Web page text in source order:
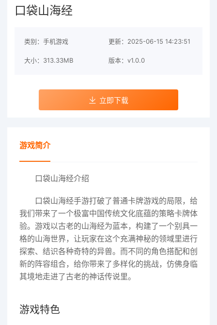
口袋山海经
类别：手机游戏 更新：2025-06-15 14:23:51
大小：313.33MB 版本：v1.0.0
立即下载
游戏简介
口袋山海经介绍
口袋山海经手游打破了普通卡牌游戏的局限，给
我们带来了一个极富中国传统文化底蕴的策略卡牌体
验。游戏以古老的山海经为蓝本，构建了一个别具一
格的山海世界，让玩家在这个充满神秘的领域里进行
探索、结识各种奇特的异兽。而不同的角色搭配和创
新的阵容组合，给你带来了多样化的挑战，仿佛身临
其境地走进了古老的神话传说里。
游戏特色